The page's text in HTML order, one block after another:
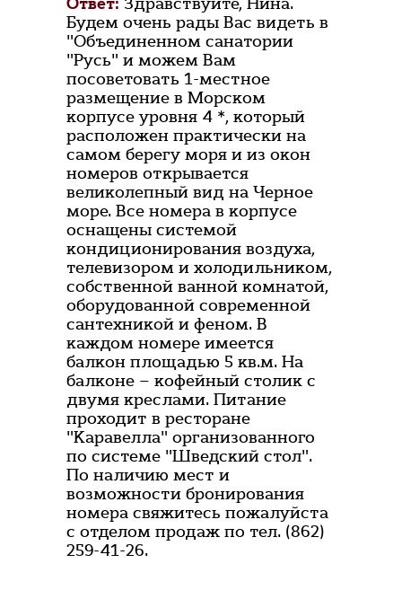
Будем очень рады Вас видеть в
"Объединенном санатории
"Русь" и можем Вам
посоветовать 1-местное
размещение в Морском
корпусе уровня 4 *, который
расположен практически на
самом берегу моря и из окон
номеров открывается
великолепный вид на Черное
море. Все номера в корпусе
оснащены системой
кондиционирования воздуха,
телевизором и холодильником,
собственной ванной комнатой,
оборудованной современной
сантехникой и феном. В
каждом номере имеется
балкон площадью 5 кв.м. На
балконе – кофейный столик с
двумя креслами. Питание
проходит в ресторане
"Каравелла" организованного
по системе "Шведский стол".
По наличию мест и
возможности бронирования
номера свяжитесь пожалуйста
с отделом продаж по тел. (862)
259-41-26.